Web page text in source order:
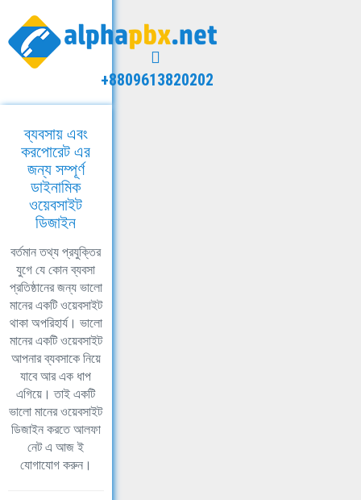
+8809613820202
ব্যবসায় এবং
করপোরেট এর
জন্য সম্পূর্ণ
ডাইনামিক
ওয়েবসাইট
ডিজাইন
বর্তমান তথ্য প্রযুক্তির
যুগে যে কোন ব্যবসা
প্রতিষ্ঠানের জন্য ভালো
মানের একটি ওয়েবসাইট
থাকা অপরিহার্য। ভালো
মানের একটি ওয়েবসাইট
আপনার ব্যবসাকে নিয়ে
যাবে আর এক ধাপ
এগিয়ে। তাই একটি
ভালো মানের ওয়েবসাইট
ডিজাইন করতে আলফা
নেট এ আজ ই
যোগাযোগ করুন।